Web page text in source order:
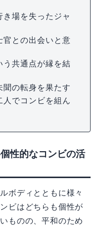
き場を失ったジャ
官との出会いと意
う共通点が縁を結
聞の転身を果たす
人でコンビを組ん
性的なコンビの活
ボディとともに様々
ビはどちらも個性が
ものの、平和のため